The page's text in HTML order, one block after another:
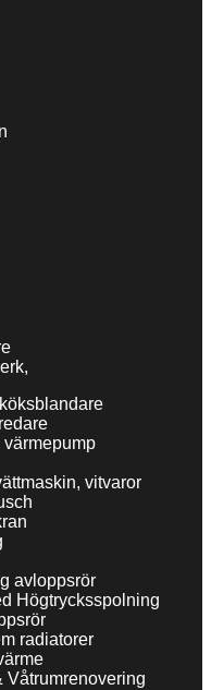
värmepump
vitvaror
avloppsrör
Högtrycksspolning
radiatorer
Våtrumrenovering